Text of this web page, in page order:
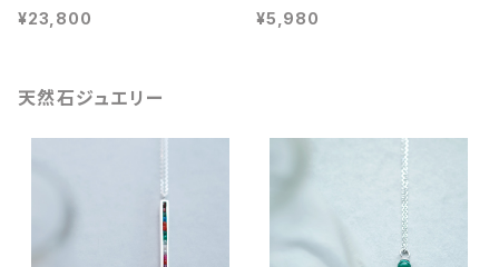
¥23,800 ¥5,980
天然石ジュエリー